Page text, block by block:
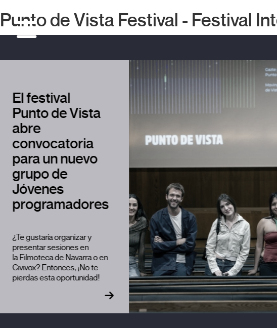
Punto de Vista Festival - Festival
de Vista 2026
Una intensa semana de
minutos. ¡Dale al play!